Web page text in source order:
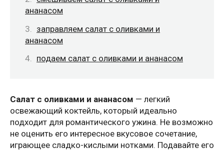
ананасом
заправляем салат с оливками и
ананасом
подаем салат с оливками и ананасом
Cалат с оливками и ананасом — легкий
освежающий коктейль, который идеально
подходит для романтического ужина. Не возможно
не оценить его интересное вкусовое сочетание,
играющее сладко-кислыми нотками. Подавайте его